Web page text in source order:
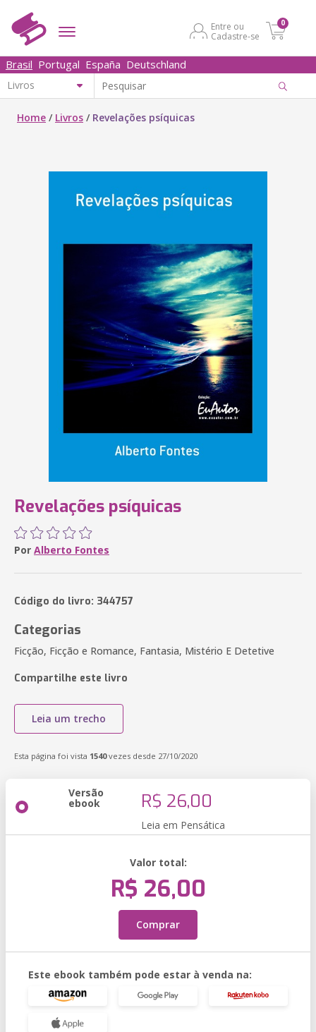
Entre ou
Cadastre-se
0
Brasil Portugal España Deutschland
Home / Livros / Revelações psíquicas
Revelações psíquicas
Por Alberto Fontes
Código do livro: 344757
Categorias
Ficção, Ficção e Romance, Fantasia, Mistério E Detetive
Compartilhe este livro
Leia um trecho
Esta página foi vista 1540vezes desde 27/10/2020
Versão
ebook R$ 26,00
Leia em Pensática
Valor total:
R$ 26,00
Comprar
Este ebook também pode estar à venda na: